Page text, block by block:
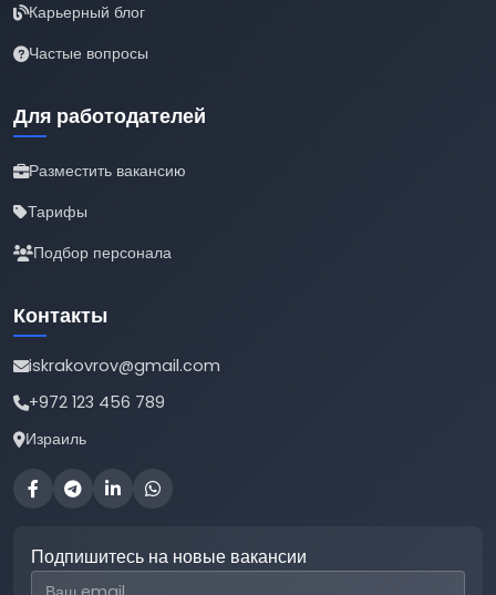
Карьерный блог
Частые вопросы
Для работодателей
Разместить вакансию
Тарифы
Подбор персонала
Контакты
iskrakovrov@gmail.com
+972 123 456 789
Израиль
Подпишитесь на новые вакансии
Email для подписки